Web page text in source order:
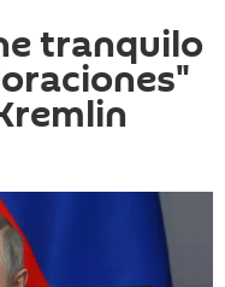
tranquilo